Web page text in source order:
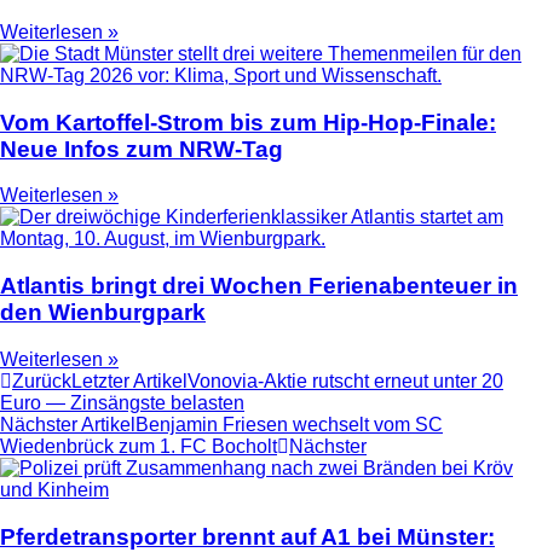
Weiterlesen »
Vom Kartoffel-Strom bis zum Hip-Hop-Finale:
Neue Infos zum NRW-Tag
Weiterlesen »
Atlantis bringt drei Wochen Ferienabenteuer in
den Wienburgpark
Weiterlesen »
ZurückLetzter Artikel Vonovia-Aktie rutscht erneut unter 20
Euro — Zinsängste belasten
Nächster Artikel Benjamin Friesen wechselt vom SC
Wiedenbrück zum 1. FC Bocholt
Nächster
Pferdetransporter brennt auf A1 bei Münster: